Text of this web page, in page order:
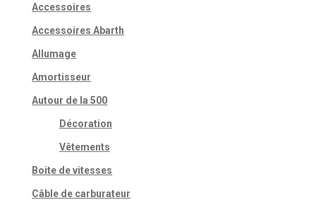
Accessoires
Accessoires Abarth
Allumage
Amortisseur
Autour de la 500
Décoration
Vêtements
Boite de vitesses
Câble de carburateur